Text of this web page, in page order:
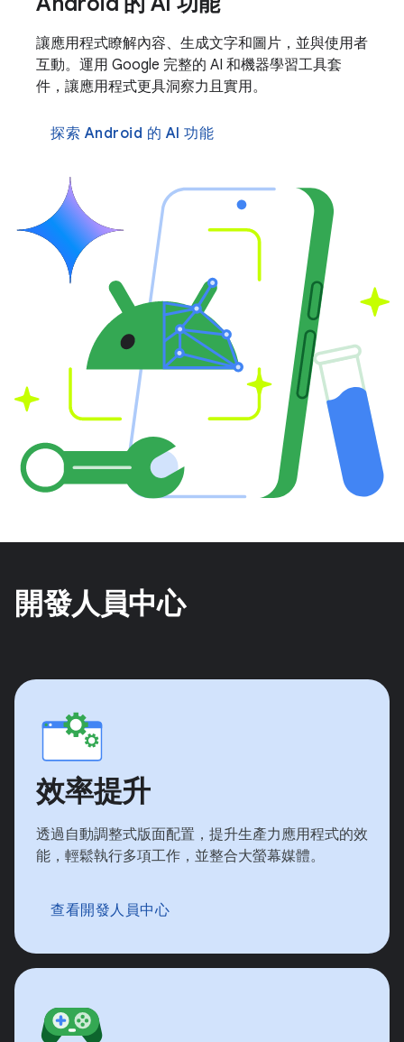
讓應用程式瞭解內容、生成文字和圖片，並與使用者
互動。運用 Google 完整的 AI 和機器學習工具套
件，讓應用程式更具洞察力且實用。
探索 Android 的 AI 功能
開發人員中心
效率提升
透過自動調整式版面配置，提升生產力應用程式的效
能，輕鬆執行多項工作，並整合大螢幕媒體。
查看開發人員中心